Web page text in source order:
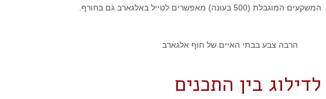
המשקעים המוגבלת (500 בעונה) מאפשרים לטייל באלגארב גם בחורף.
הרבה צבע בבתי האיים של חוף אלגארב
לדילוג בין התכנים